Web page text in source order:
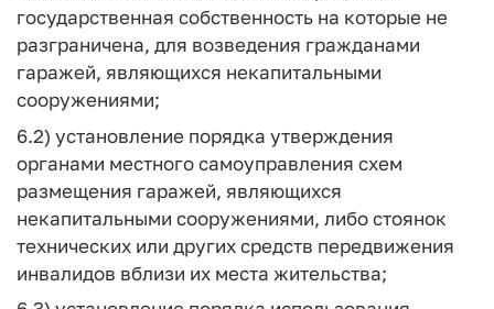
государственная собственность на которые не
разграничена, для возведения гражданами
гаражей, являющихся некапитальными
сооружениями;
6.2) установление порядка утверждения
органами местного самоуправления схем
размещения гаражей, являющихся
некапитальными сооружениями, либо стоянок
технических или других средств передвижения
инвалидов вблизи их места жительства;